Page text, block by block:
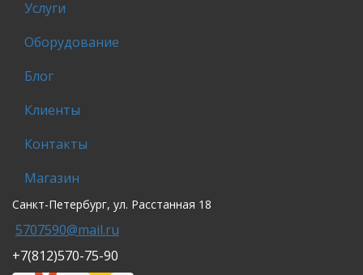
Услуги
Оборудование
Блог
Клиенты
Контакты
Магазин
Санкт-Петербург, ул. Расстанная 18
5707590@mail.ru
+7(812)570-75-90